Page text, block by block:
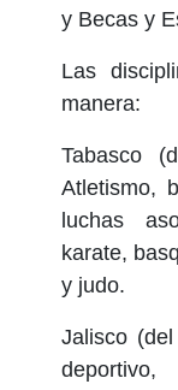
y Becas y
Las
manera:
Tabasco
Atletismo,
luchas
karate,
y judo.
Jalisco